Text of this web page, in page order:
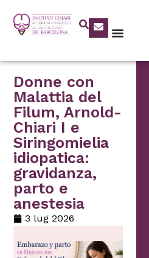
Donne con
Malattia del
Filum, Arnold-
Chiari I e
Siringomielia
idiopatica:
gravidanza,
parto e
anestesia
3 lug 2026